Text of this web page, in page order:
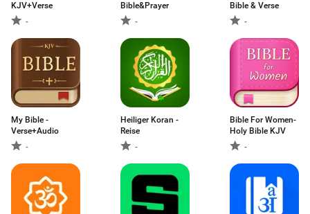
KJV+Verse
-
Bible&Prayer
-
Bible & Verse
-
My Bible -
Verse+Audio
-
Heiliger Koran -
Reise
-
Bible For Women-
Holy Bible KJV
-